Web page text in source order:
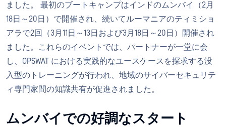
ました。 最初のブートキャンプはインドのムンバイ（2月
18日～20日）で開催され、続いてルーマニアのティミショ
アラで2回（3月11日～13日および3月18日～20日）開催され
ました。これらのイベントでは、パートナーが一堂に会
し、OPSWAT における実践的なユースケースを探求する没
入型のトレーニングが行われ、地域のサイバーセキュリテ
ィ専門家間の知識共有が促進されました。
ムンバイでの好調なスタート